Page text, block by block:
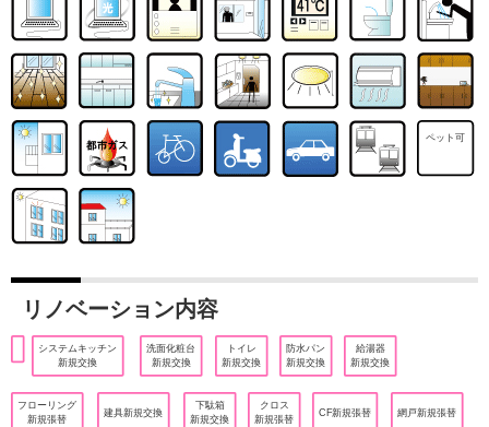
ペット可
リノベーション内容
システムキッチン
新規交換
洗面化粧台
新規交換
トイレ
新規交換
防水パン
新規交換
給湯器
新規交換
フローリング
新規張替
建具新規交換
下駄箱
新規交換
クロス
新規張替
CF新規張替 網戸新規張替